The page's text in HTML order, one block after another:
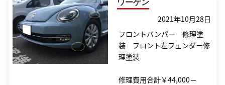
ワーゲン
2021年10月28日
フロントバンパー 修理塗
装 フロント左フェンダー修
理塗装
修理費用合計￥44,000－